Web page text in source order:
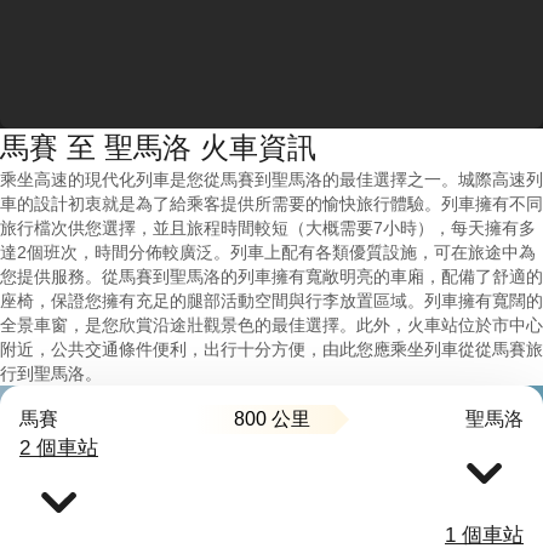
馬賽 至 聖馬洛 火車資訊
乘坐高速的現代化列車是您從馬賽到聖馬洛的最佳選擇之一。城際高速列
車的設計初衷就是為了給乘客提供所需要的愉快旅行體驗。列車擁有不同
旅行檔次供您選擇，並且旅程時間較短（大概需要7小時），每天擁有多
達2個班次，時間分佈較廣泛。列車上配有各類優質設施，可在旅途中為
您提供服務。從馬賽到聖馬洛的列車擁有寬敞明亮的車廂，配備了舒適的
座椅，保證您擁有充足的腿部活動空間與行李放置區域。列車擁有寬闊的
全景車窗，是您欣賞沿途壯觀景色的最佳選擇。此外，火車站位於市中心
附近，公共交通條件便利，出行十分方便，由此您應乘坐列車從從馬賽旅
行到聖馬洛。
馬賽 800 公里 聖馬洛
2 個車站
1 個車站